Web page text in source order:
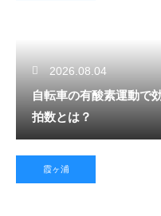
2026.08.04
自転車の有酸素運動で
拍数とは？
霞ヶ浦